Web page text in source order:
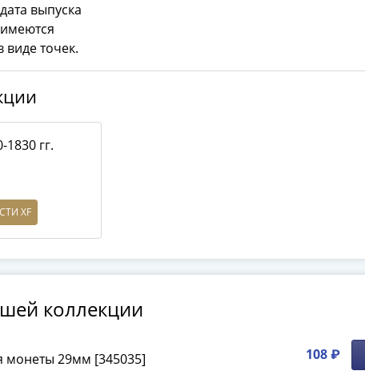
выпуска
точек.
гг.
XF
коллекции
монеты 29мм [345035] 108 ₽
Получите бесплатно набор
С бесплатной доставкой в любой город